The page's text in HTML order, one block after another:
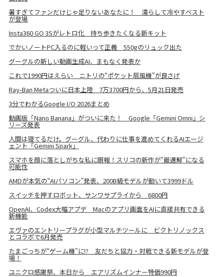
暑すぎてファンだけじゃ足りないあなたに！ 濡らして冷やすベスト
が登場
Insta360 GO 3Sがレトロ化 持ち歩きたくなる新キット
でかいノートPC入るのに軽いって正義 550gのリュック出た
グーグルの新しい動画生成AI、まもなく発表か
これで1990円はえらい ニトリの“ポケット扇風機”が良さげ
Ray-Ban Metaついに日本上陸 7万3700円から、5月21日発売
3分でわかるGoogle I/O 2026まとめ
動画版「Nano Banana」がついに来た！ Google「Gemini Omni」シ
リーズ発表
人間は寝てるだけ。グーグル、代わりに仕事を進めてくれるAIエージ
ェント「Gemini Spark」
スマホを顔に落としがちな私に朗報！スリコの新作が“最適解”になる
可能性
AMDが本気の“AIパソコン”発表、200B級モデルが動いて3999ドル
スイッチを押すロボット、サンワサプライから 6800円
OpenAI、Codex大幅アプデ Macのアプリ画面をAIに直接共有できる
新機能
エヴァのエントリープラグが小型マルチツールに ビクトリノックス
とコラボで6月発売
たまごっちが“ゲーム機”に!? 友だちと協力・対戦できる新モデルが登
場！
ユニクロ感謝祭、本日から エアリズムインナー特価990円